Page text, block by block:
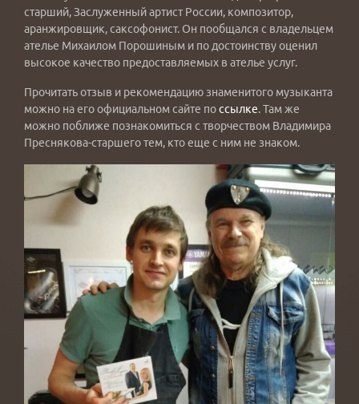
старший, Заслуженный артист России, композитор,
аранжировщик, саксофонист. Он пообщался с владельцем
ателье Михаилом Порошиным и по достоинству оценил
высокое качество предоставляемых в ателье услуг.
Прочитать отзыв и рекомендацию знаменитого музыканта
можно на его официальном сайте поссылке. Там же
можно поближе познакомиться с творчеством Владимира
Преснякова-старшего тем, кто еще с ним не знаком.